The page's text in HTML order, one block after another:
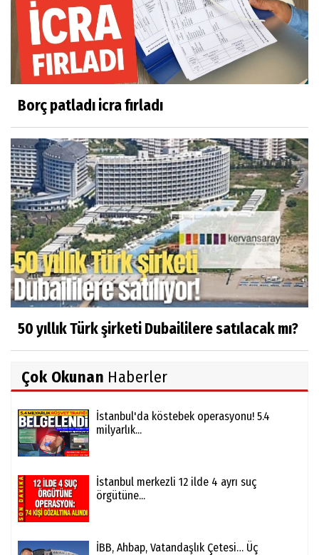
Borç patladı icra fırladı
50 yıllık Türk şirketi Dubaililere satılacak mı?
Çok Okunan Haberler
İstanbul'da köstebek operasyonu! 5.4
milyarlık...
İstanbul merkezli 12 ilde 4 ayrı suç
örgütüne...
İBB, Ahbap, Vatandaşlık Çetesi… Üç